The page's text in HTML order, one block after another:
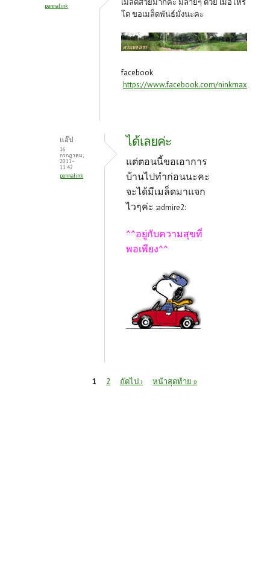
permalink
เมล็ดสวยมากค่ะ มีลายๆ ด้วย เมื่อไหร่
โต ขอเมล็ดพันธ์มั่งนะคะ
facebook
https://www.facebook.com/ninkmax
แอ๊ป
16
กรกฎาคม,
2011 -
11:42
permalink
ได้เลยค่ะ
แต่ตอนนี้ขอเอาการ
บ้านไปทำก่อนนะคะ
จะได้มีเมล็ดมาแจก
ไวๆค่ะ :admire2:
^^อยู่กับความสุขที่
พอเพียง^^
1 2 ถัดไป › หน้าสุดท้าย »